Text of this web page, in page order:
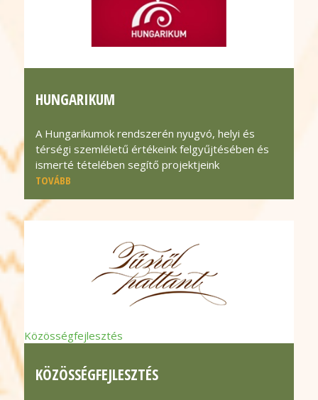
HUNGARIKUM
A Hungarikumok rendszerén nyugvó, helyi és
térségi szemléletű értékeink felgyűjtésében és
ismerté tételében segítő projektjeink
TOVÁBB
Közösségfejlesztés
KÖZÖSSÉGFEJLESZTÉS